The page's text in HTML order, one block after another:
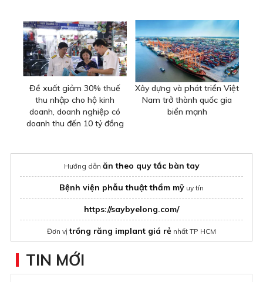
Đề xuất giảm 30% thuế
thu nhập cho hộ kinh
doanh, doanh nghiệp có
doanh thu đến 10 tỷ đồng
Xây dựng và phát triển Việt
Nam trở thành quốc gia
biển mạnh
Hướng dẫn ăn theo quy tắc bàn tay
Bệnh viện phẫu thuật thẩm mỹ uy tín
https://saybyelong.com/
Đơn vịtrồng răng implant giá rẻ nhất TP HCM
Trang thammyvienngocdung.com
Topcách trị sẹo rỗhiệu quả
TIN MỚI